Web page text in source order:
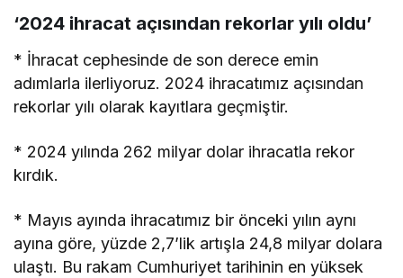
‘2024 ihracat açısından rekorlar yılı oldu’
* İhracat cephesinde de son derece emin
adımlarla ilerliyoruz. 2024 ihracatımız açısından
rekorlar yılı olarak kayıtlara geçmiştir.
* 2024 yılında 262 milyar dolar ihracatla rekor
kırdık.
* Mayıs ayında ihracatımız bir önceki yılın aynı
ayına göre, yüzde 2,7’lik artışla 24,8 milyar dolara
ulaştı. Bu rakam Cumhuriyet tarihinin en yüksek